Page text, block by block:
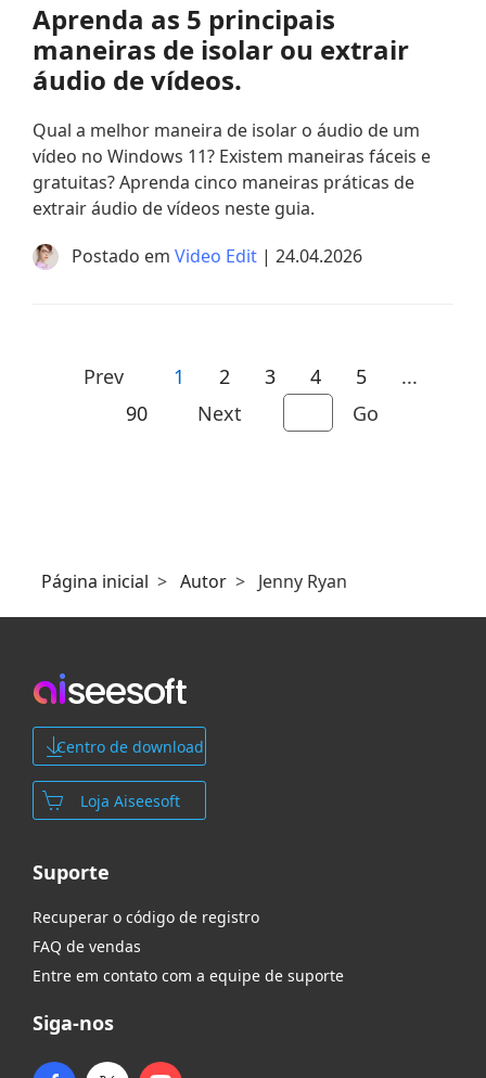
Aprenda as 5 principais
maneiras de isolar ou extrair
áudio de vídeos.
Qual a melhor maneira de isolar o áudio de um
vídeo no Windows 11? Existem maneiras fáceis e
gratuitas? Aprenda cinco maneiras práticas de
extrair áudio de vídeos neste guia.
Postado em Video Edit | 24.04.2026
Prev 1 2 3 4 5
...
90
Next Go
Página inicial > Autor > Jenny Ryan
Centro de download
Loja Aiseesoft
Suporte
Recuperar o código de registro
FAQ de vendas
Entre em contato com a equipe de suporte
Siga-nos